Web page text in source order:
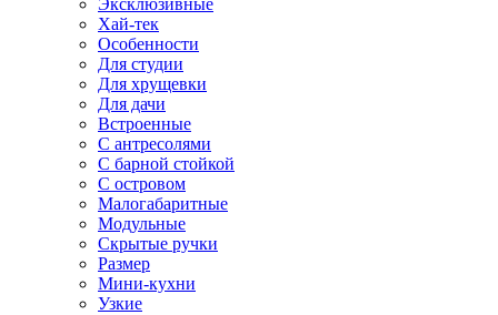
Эксклюзивные
Хай-тек
Особенности
Для студии
Для хрущевки
Для дачи
Встроенные
С антресолями
С барной стойкой
С островом
Малогабаритные
Модульные
Скрытые ручки
Размер
Мини-кухни
Узкие